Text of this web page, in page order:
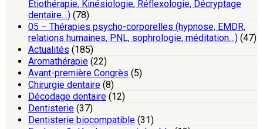
Etiothérapie, Kinésiologie, Réflexologie, Décryptage
dentaire…) (78)
05 – Thérapies psycho-corporelles (hypnose, EMDR,
relations humaines, PNL, sophrologie, méditation…) (47)
Actualités (185)
Aromathérapie (22)
Avant-première Congrès (5)
Chirurgie dentaire (8)
Décodage dentaire (12)
Dentisterie (37)
Dentisterie biocompatible (31)